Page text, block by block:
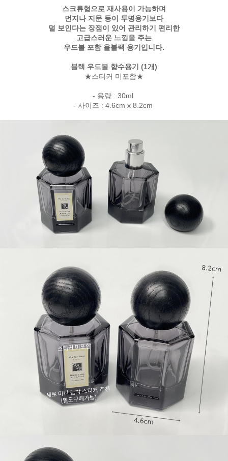
스크류형으로 재사용이 가능하며
먼지나 지문 등이 투명용기보다
덜 보인다는 장점이 있어 관리하기 편리한
고급스러운 느낌을 주는
우드볼 포함 올블랙 용기입니다.
블랙 우드볼 향수용기 (1개)
★스티커 미포함★
- 용량 : 30ml
- 사이즈 : 4.6cm x 8.2cm